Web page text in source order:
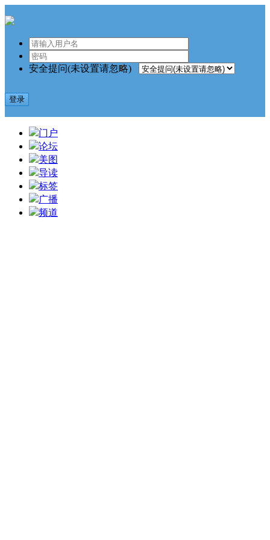
安全提问(未设置请忽略)
登录
门户
论坛
美图
导读
标签
广播
频道